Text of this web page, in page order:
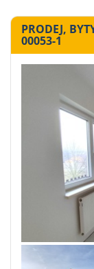
PRODEJ,
00053-1